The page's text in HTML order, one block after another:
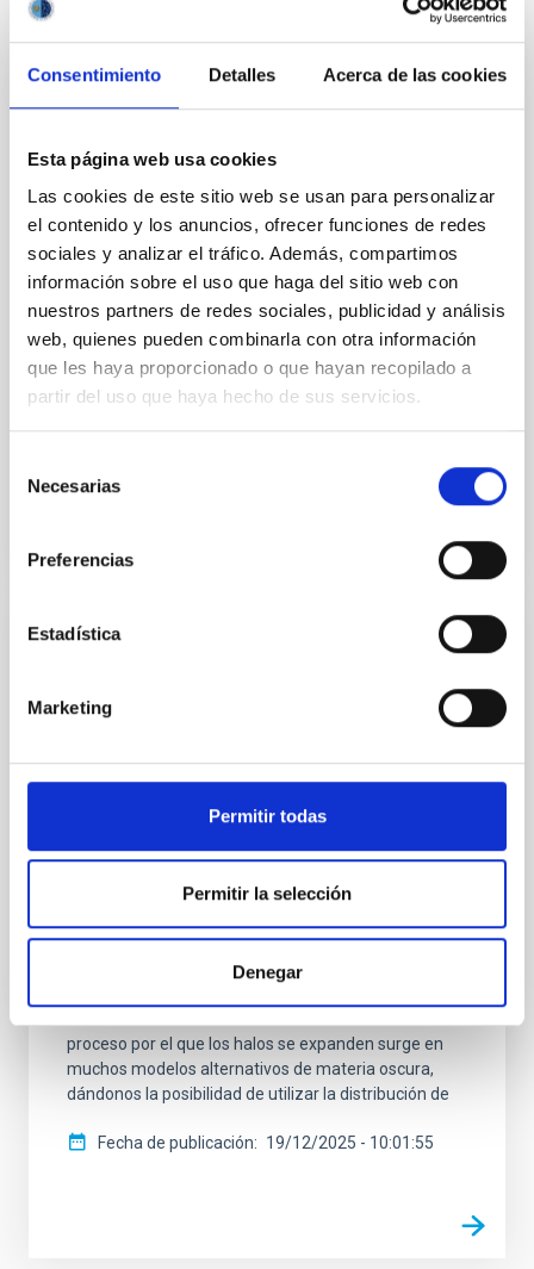
Consentimiento Detalles Acerca de las cookies
Esta página web usa cookies
Las cookies de este sitio web se usan para personalizar
el contenido y los anuncios, ofrecer funciones de redes
sociales y analizar el tráfico. Además, compartimos
información sobre el uso que haga del sitio web con
nuestros partners de redes sociales, publicidad y análisis
web, quienes pueden combinarla con otra información
que les haya proporcionado o que hayan recopilado a
partir del uso que haya hecho de sus servicios.
Necesarias
Preferencias
Estadística
Marketing
Permitir todas
Permitir la selección
Denegar
Sub-Neptunos gemelos alrededor de
estrellas hermanas: los sistemas
exoplanetarios TOI-521 y TOI-912
Los sub-Neptunos — planetas más grandes que la
más comunes en nuestra galaxia, aunque están
completamente ausentes de nuestro propio Sistema
Solar. Por esa razón, son objetos extremadamente
interesantes para los astrónomos que buscan
comprender la formación y evolución planetaria. En
este estudio, un proyecto internacional parte del
programa THIRSTEE, caracterizamos dos de estos
planetas que orbitan estrellas pequeñas y frías
(enanas M), muy similares entre sí, llamadas TOI-521
y TOI-912. THIRSTEE es un programa basado en
observaciones que
RESULTADO DE INVESTIGACIÓN
La lenta expansión de los halos de materia
oscura produce de manera natural
como las observadas
Las galaxias de masa mas pequeña tienen una
observación es difícil de reconciliar con las
predicciones del modelo de consenso de materia
materia oscura se expanden lentamente hasta
formar un centro de densidad constante, las estrellas
proceso por el que los halos se expanden surge en
muchos modelos alternativos de materia oscura,
dándonos la posibilidad de utilizar la distribución de
Fecha de publicación 19/12/2025 - 10:01:55